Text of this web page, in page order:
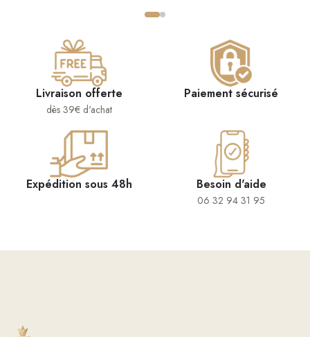
Livraison offerte
dès 39€ d'achat
Paiement sécurisé
Expédition sous 48h Besoin d'aide
06 32 94 31 95